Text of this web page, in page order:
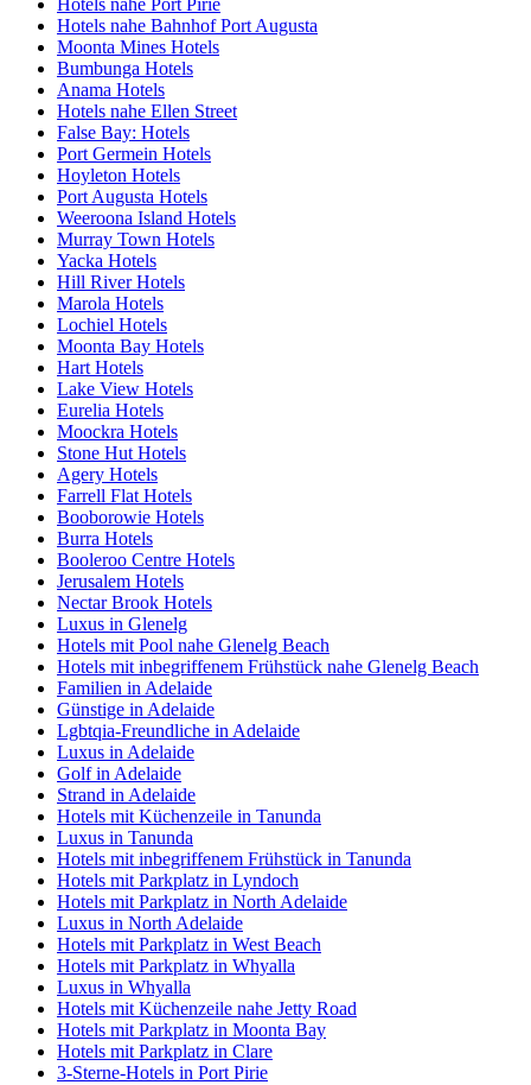
Hotels nahe Port Pirie
Hotels nahe Bahnhof Port Augusta
Moonta Mines Hotels
Bumbunga Hotels
Anama Hotels
Hotels nahe Ellen Street
False Bay: Hotels
Port Germein Hotels
Hoyleton Hotels
Port Augusta Hotels
Weeroona Island Hotels
Murray Town Hotels
Yacka Hotels
Hill River Hotels
Marola Hotels
Lochiel Hotels
Moonta Bay Hotels
Hart Hotels
Lake View Hotels
Eurelia Hotels
Moockra Hotels
Stone Hut Hotels
Agery Hotels
Farrell Flat Hotels
Booborowie Hotels
Burra Hotels
Booleroo Centre Hotels
Jerusalem Hotels
Nectar Brook Hotels
Luxus in Glenelg
Hotels mit Pool nahe Glenelg Beach
Hotels mit inbegriffenem Frühstück nahe Glenelg Beach
Familien in Adelaide
Günstige in Adelaide
Lgbtqia-Freundliche in Adelaide
Luxus in Adelaide
Golf in Adelaide
Strand in Adelaide
Hotels mit Küchenzeile in Tanunda
Luxus in Tanunda
Hotels mit inbegriffenem Frühstück in Tanunda
Hotels mit Parkplatz in Lyndoch
Hotels mit Parkplatz in North Adelaide
Luxus in North Adelaide
Hotels mit Parkplatz in West Beach
Hotels mit Parkplatz in Whyalla
Luxus in Whyalla
Hotels mit Küchenzeile nahe Jetty Road
Hotels mit Parkplatz in Moonta Bay
Hotels mit Parkplatz in Clare
3-Sterne-Hotels in Port Pirie